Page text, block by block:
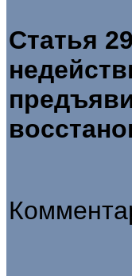
Статья